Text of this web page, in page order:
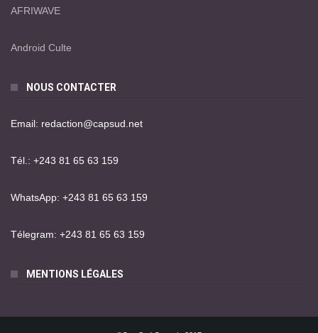
AFRIWAVE
Android Culte
NOUS CONTACTER
Email: redaction@capsud.net
Tél.: +243 81 65 63 159
WhatsApp: +243 81 65 63 159
Télegram: +243 81 65 63 159
MENTIONS LÉGALES